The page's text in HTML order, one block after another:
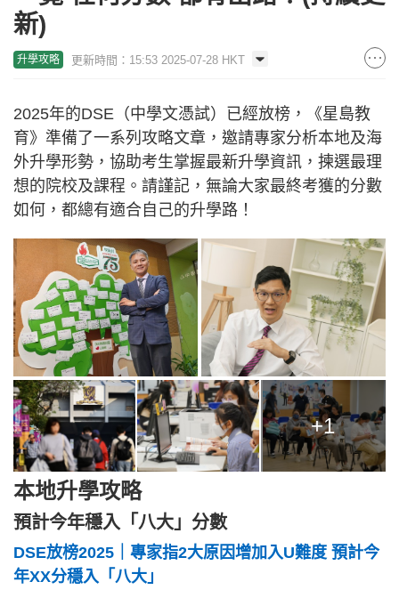
新)
升學攻略 更新時間：15:53 2025-07-28 HKT
2025年的DSE（中學文憑試）已經放榜，《星島教
育》準備了一系列攻略文章，邀請專家分析本地及海
外升學形勢，協助考生掌握最新升學資訊，揀選最理
想的院校及課程。請謹記，無論大家最終考獲的分數
如何，都總有適合自己的升學路！
+1
本地升學攻略
預計今年穩入「八大」分數
DSE放榜2025｜專家指2大原因增加入U難度 預計今
年XX分穩入「八大」